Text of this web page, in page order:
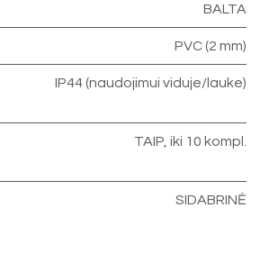
BALTA
PVC (2 mm)
IP44 (naudojimui viduje/lauke)
TAIP, iki 10 kompl.
SIDABRINĖ